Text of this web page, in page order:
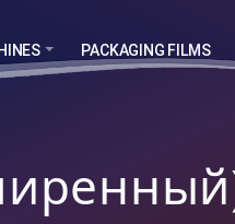
PACKAGING FILMS